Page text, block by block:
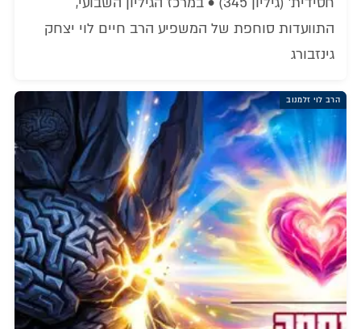
התוועדות סוחפת של המשפיע הרב חיים לוי יצחק
גינזבורג
הרב לוי זלמנוב